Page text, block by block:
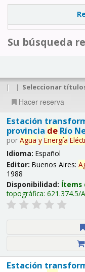
Su búsqueda
| | Seleccionar
Hacer reserva
Estación
provincia deRío
por Agua y Energía
Idioma: Español
Editor: Buenos Aires:
1988
Disponibilidad: Ítems
topográfica: 621.374.5/
Estación